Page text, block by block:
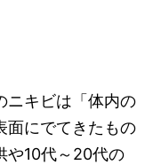
ニキビは「体内の
面にでてきたもの
や10代～20代の